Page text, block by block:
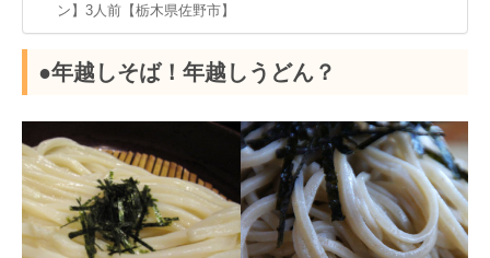
ン】3人前【栃木県佐野市】
●年越しそば！年越しうどん？